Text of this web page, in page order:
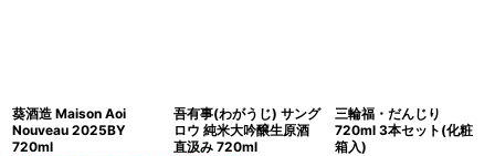
葵酒造 Maison Aoi
Nouveau 2025BY
720ml
吾有事(わがうじ) サング
ロウ 純米大吟醸生原酒
直汲み 720ml
三輪福・だんじり
720ml 3本セット(化粧
箱入)